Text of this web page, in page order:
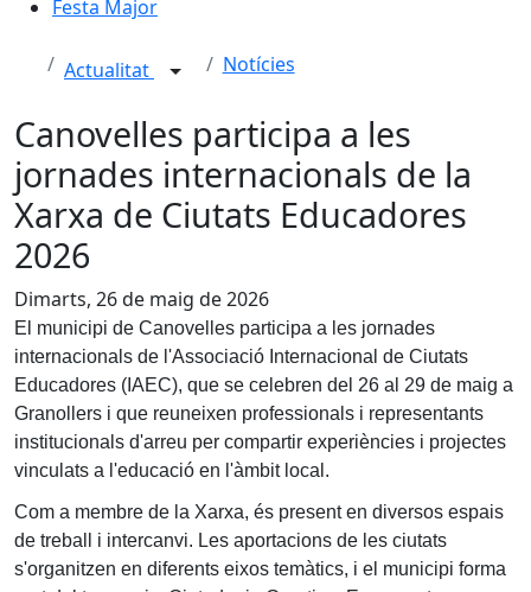
Festa Major
Actualitat Notícies
Canovelles participa a les
jornades internacionals de la
Xarxa de Ciutats Educadores
2026
Dimarts, 26 de maig de 2026
El municipi de Canovelles participa a les jornades
internacionals de l'Associació Internacional de Ciutats
Educadores (IAEC), que se celebren del 26 al 29 de maig a
Granollers i que reuneixen professionals i representants
institucionals d'arreu per compartir experiències i projectes
vinculats a l'educació en l'àmbit local.
Com a membre de la Xarxa, és present en diversos espais
de treball i intercanvi. Les aportacions de les ciutats
s'organitzen en diferents eixos temàtics, i el municipi forma